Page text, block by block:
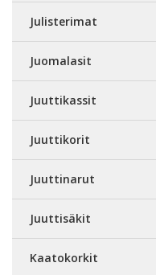
Julisterimat
Juomalasit
Juuttikassit
Juuttikorit
Juuttinarut
Juuttisäkit
Kaatokorkit